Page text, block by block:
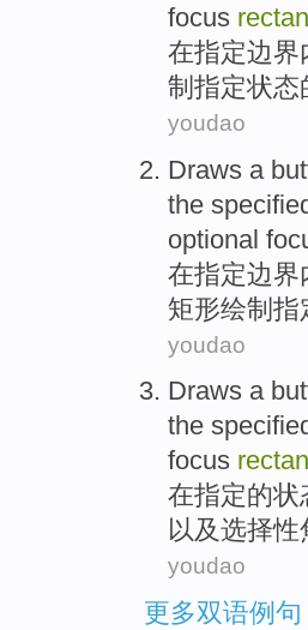
focus
在指定边界
制 指定状态
youdao
Draws a
the
optional
在指定边界
矩形绘制 指
youdao
Draws a
the
focus
在指定的状
以及选择性
youdao
更多双语例句